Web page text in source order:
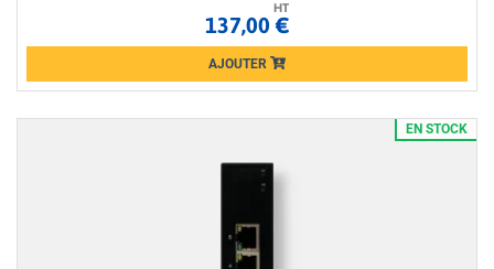
HT
137,00 €
AJOUTER
Loading...
EN STOCK